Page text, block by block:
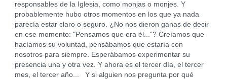
responsables de la Iglesia, como monjas o monjes. Y
probablemente hubo otros momentos en los que ya nada
parecía estar claro o seguro. ¿No nos dieron ganas de decir
en ese momento: "Pensamos que era él..."? Creíamos que
hacíamos su voluntad, pensábamos que estaría con
nosotros para siempre. Esperábamos experimentar su
presencia una y otra vez. Y ahora es el tercer día, el tercer
mes, el tercer año... Y si alguien nos pregunta por qué